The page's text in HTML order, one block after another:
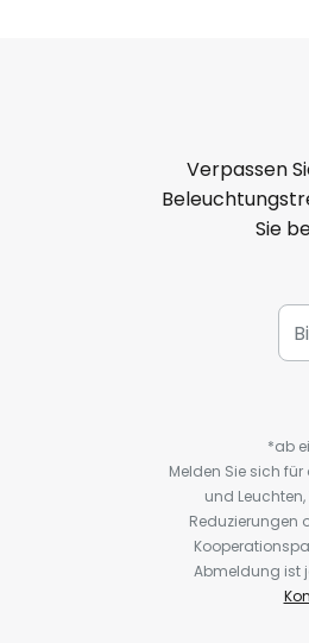
Verpassen
Sie
*ab
Melden Sie sich
und
Reduzierungen
Abmeldung ist